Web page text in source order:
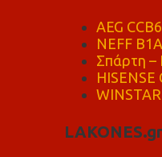
AEG
NEFF
Σπάρτη –
HISENSE
LAKONES.gr